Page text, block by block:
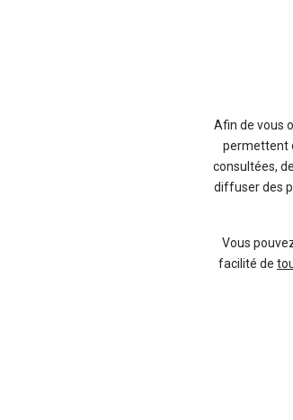
temps que
Afin de vous
permettent
consultées,
diffuser des
Vous
facilité de